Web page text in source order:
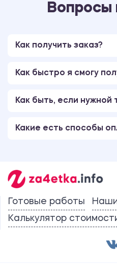
Вопросы
Как получить заказ?
Как быстро я смогу
Как быть, если нужной
Какие есть способы
Готовые работы
Калькулятор